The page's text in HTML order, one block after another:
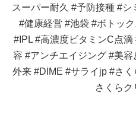
スーパー耐久 #予防接種 #
#健康経営 #池袋 #ボトッ
#IPL #高濃度ビタミンC点
容 #アンチエイジング #美
外来 #DIME #サライjp #さ
さくらク